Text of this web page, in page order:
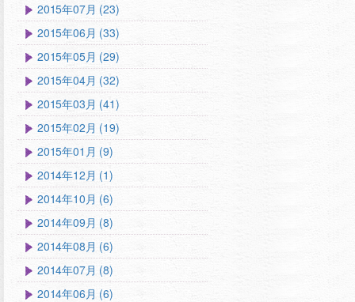
2015年07月 (23)
2015年06月 (33)
2015年05月 (29)
2015年04月 (32)
2015年03月 (41)
2015年02月 (19)
2015年01月 (9)
2014年12月 (1)
2014年10月 (6)
2014年09月 (8)
2014年08月 (6)
2014年07月 (8)
2014年06月 (6)